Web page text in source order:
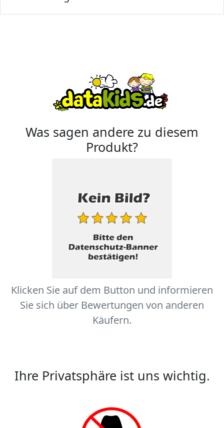
Was sagen andere zu diesem
Produkt?
Klicken Sie auf dem Button und informieren
Sie sich über Bewertungen von anderen
Käufern.
Ihre Privatsphäre ist uns wichtig.